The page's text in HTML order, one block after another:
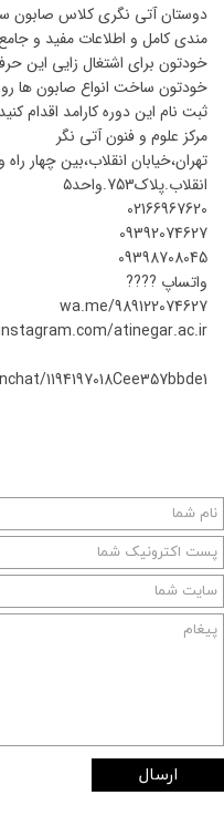
دوستان آتی نگری کلاس صابون
مندی کامل و اطلاعات مفید و
خودتون برای اشتغال زایی این
خودتون ساخت انواع صابون ها
ثبت نام این دوره کارامد اقدام کنید
مرکز علوم و فنون آتی نگر
تهران،خیابان انقلاب،بین چهار
انقلاب.پلاک753.واحد۵
02166967620
09392074627
09398708045
واتساپ ????
wa.me/989122074627
atinegar.ac.ir
1194197018Cee357bbde1
ارسال